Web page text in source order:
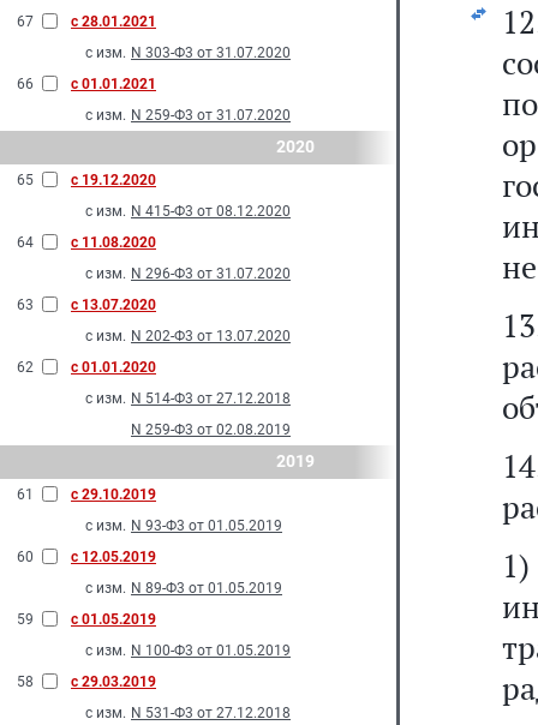
67
с 28.01.2021
с изм. N 303-Ф3 от 31.07.2020
66
с 01.01.2021
с изм. N 259-Ф3 от 31.07.2020
2020
65
с 19.12.2020
с изм. N 415-Ф3 от 08.12.2020
64
с 11.08.2020
с изм. N 296-Ф3 от 31.07.2020
63
с 13.07.2020
с изм. N 202-Ф3 от 13.07.2020
62
с 01.01.2020
с изм. N 514-Ф3 от 27.12.2018
N 259-Ф3 от 02.08.2019
2019
61
с 29.10.2019
с изм. N 93-Ф3 от 01.05.2019
60
с 12.05.2019
с изм. N 89-Ф3 от 01.05.2019
59
с 01.05.2019
с изм. N 100-Ф3 от 01.05.2019
58
с 29.03.2019
с изм. N 531-Ф3 от 27.12.2018